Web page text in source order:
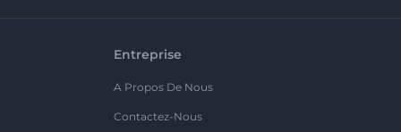
Entreprise
A Propos De Nous
Contactez-Nous